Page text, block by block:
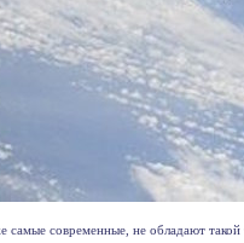
самые современные, не обладают